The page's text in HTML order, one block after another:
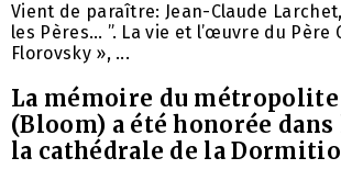
Vient de paraître: Jean-Claude
les Pères… ”. La vie et l’œuvre du Père
Florovsky », ...
La mémoire du
(Bloom) a été honorée
la cathédrale de la